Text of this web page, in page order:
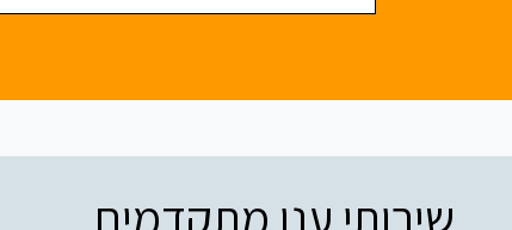
שירותי ענן מתקדמים